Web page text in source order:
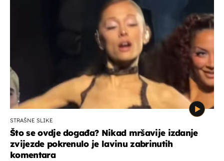
STRAŠNE SLIKE
Što se ovdje događa? Nikad mršavije izdanje
zvijezde pokrenulo je lavinu zabrinutih
komentara